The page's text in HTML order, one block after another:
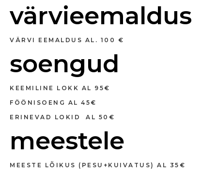
värvieemaldus
VÄRVI EEMALDUS AL. 100 €
soengud
KEEMILINE LOKK AL 95€
FÖÖNISOENG AL 45€
ERINEVAD LOKID AL 50€
meestele
MEESTE LÕIKUS (PESU+KUIVATUS) AL 35€